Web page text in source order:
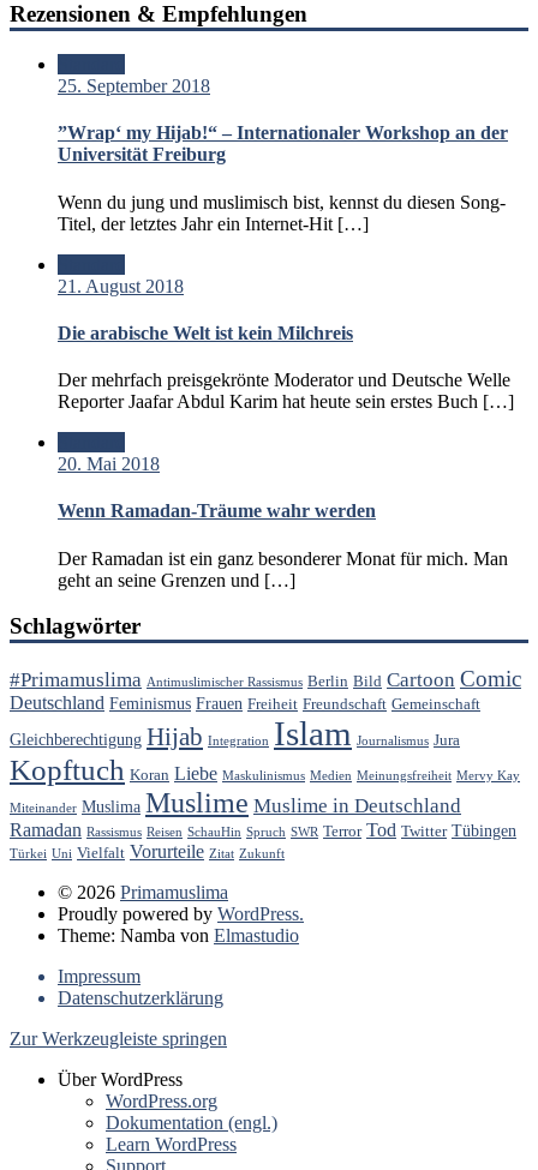
Rezensionen & Empfehlungen
25. September 2018
”Wrap‘ my Hijab!“ – Internationaler Workshop an der
Universität Freiburg
Wenn du jung und muslimisch bist, kennst du diesen Song-
Titel, der letztes Jahr ein Internet-Hit […]
21. August 2018
Die arabische Welt ist kein Milchreis
Der mehrfach preisgekrönte Moderator und Deutsche Welle
Reporter Jaafar Abdul Karim hat heute sein erstes Buch […]
20. Mai 2018
Wenn Ramadan-Träume wahr werden
Der Ramadan ist ein ganz besonderer Monat für mich. Man
geht an seine Grenzen und […]
Schlagwörter
#Primamuslima Antimuslimischer Rassismus Berlin Bild Cartoon Comic
Deutschland Feminismus Frauen Freiheit Freundschaft Gemeinschaft
Gleichberechtigung Hijab Integration Islam Journalismus Jura
Kopftuch Koran Liebe Maskulinismus Medien Meinungsfreiheit Mervy Kay
Miteinander Muslima Muslime Muslime in Deutschland
Ramadan Rassismus Reisen SchauHin Spruch SWR Terror Tod Twitter Tübingen
Türkei Uni Vielfalt Vorurteile Zitat Zukunft
© 2026 Primamuslima
Proudly powered by WordPress.
Theme: Namba von Elmastudio
Impressum
Datenschutzerklärung
Zur Werkzeugleiste springen
Über WordPress
WordPress.org
Dokumentation (engl.)
Learn WordPress
Support